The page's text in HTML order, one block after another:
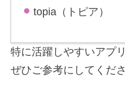
topia（トピア）
特に活躍しやすいアプ
ぜひご参考にしてくだ